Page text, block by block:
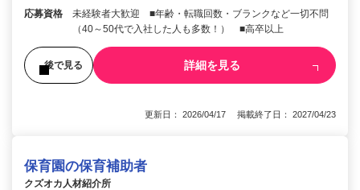
応募資格
未経験者大歓迎 ■年齢・転職回数・ブランクなど一切不問
（40～50代で入社した人も多数！） ■高卒以上
後で見る 詳細を見る
更新日： 2026/04/17 掲載終了日： 2027/04/23
保育園の保育補助者
クズオカ人材紹介所